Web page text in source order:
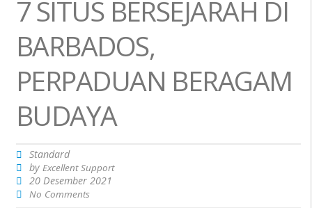
7 SITUS BERSEJARAH DI
BARBADOS,
PERPADUAN BERAGAM
BUDAYA
Standard
byExcellent Support
20 Desember 2021
No Comments